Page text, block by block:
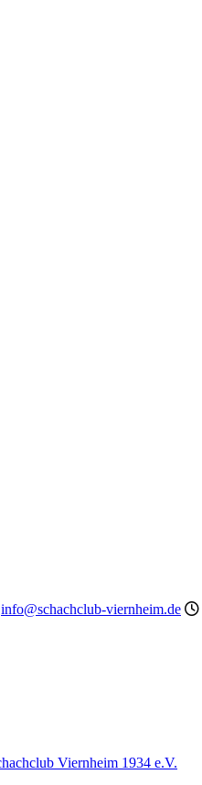
info@schachclub-viernheim.de